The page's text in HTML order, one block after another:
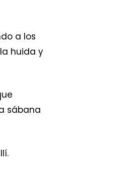
a los
huida y
sábana